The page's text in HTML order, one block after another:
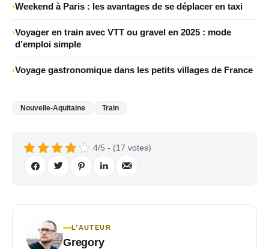
Weekend à Paris : les avantages de se déplacer en taxi
Voyager en train avec VTT ou gravel en 2025 : mode
d’emploi simple
Voyage gastronomique dans les petits villages de France
Nouvelle-Aquitaine Train
4/5 - (17 votes)
L’AUTEUR
Gregory